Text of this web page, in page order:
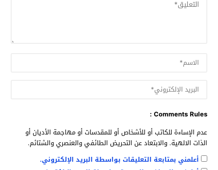
Comments Rules :
عدم الإساءة للكاتب أو للأشخاص أو للمقدسات أو مهاجمة الأديان أو
الذات الالهية. والابتعاد عن التحريض الطائفي والعنصري والشتائم.
أعلمني بمتابعة التعليقات بواسطة البريد الإلكتروني.